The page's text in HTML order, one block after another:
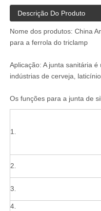
Descrição Do Produto
Nome dos produtos: China
para a ferrola do triclamp
Aplicação: A junta sanitária
indústrias de cerveja,
Os funções para a junta de
1.
2.
3.
4.